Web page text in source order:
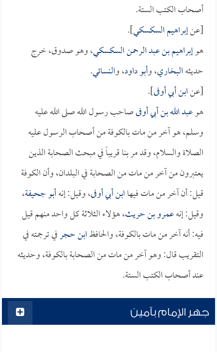
أصحاب الكتب الستة.
[عنإبراهيم السكسكي].
هوإبراهيم بن عبد الرحمن السكسكي، وهو صدوق، خرج
حديثهالبخاري، وأبو داود، والنسائي.
[عنابن أبي أوفى].
هوعبد الله بن أبي أوفىصاحب رسول الله صلى الله عليه
وسلم، هو آخر من مات بالكوفة من أصحاب الرسول عليه
الصلاة والسلام، وقد مر بنا قريباً في مبحث الصحابة الذين
يعتبرون من آخر من مات من الصحابة في البلدان، وأن الكوفة
قيل: أن آخر من مات فيهاابن أبي أوفى، وقيل: إنهأبو جحيفة،
وقيل: إنهعمرو بن حريث، هؤلاء الثلاثة كل واحد منهم قيل
فيه: أنه آخر من مات بالكوفة، والحافظابن حجرفي ترجمته في
التقريب قال: وهو آخر من مات من الصحابة بالكوفة، وحديثه
عند أصحاب الكتب الستة.
جهر الإمام بآمين